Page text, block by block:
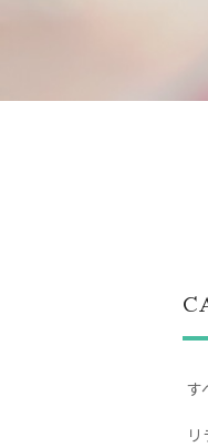
す